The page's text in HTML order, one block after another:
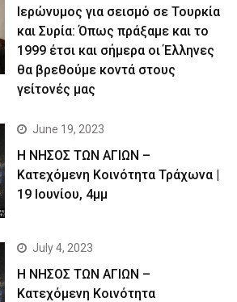
Ιερώνυμος για σεισμό σε Τουρκία
και Συρία: Όπως πράξαμε και το
1999 έτσι και σήμερα οι Έλληνες
θα βρεθούμε κοντά στους
γείτονές μας
June 19, 2023
Η ΝΗΣΟΣ ΤΩΝ ΑΓΙΩΝ –
Kατεχόμενη Κοινότητα Τράχωνα |
19 Ιουνίου, 4μμ
July 4, 2023
Η ΝΗΣΟΣ ΤΩΝ ΑΓΙΩΝ –
Kατεχόμενη Κοινότητα